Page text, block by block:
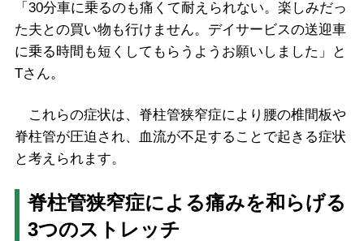
「30分車に乗るのも痛くて耐えられない。楽しみだっ
た夫との買い物も行けません。デイサービスの送迎車
に乗る時間も短くしてもらうようお願いしました」と
Tさん。
これらの症状は、脊柱管狭窄症により腰の椎間板や
脊柱管が圧迫され、血流が不足することで起きる症状
と考えられます。
脊柱管狭窄症による痛みを和らげる
3つのストレッチ